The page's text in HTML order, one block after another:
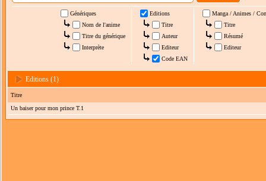
Génériques
Nom de l'anime
Titre du générique
Interprète
Editions
Titre
Auteur
Editeur
Code EAN
Manga / Animes /
Titre
Résumé
Editeur
Editions (1)
Titre
Un baiser pour mon prince T.1